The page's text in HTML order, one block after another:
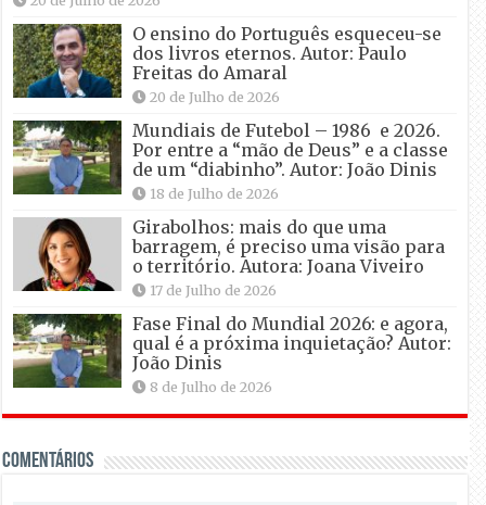
O ensino do Português esqueceu-se
dos livros eternos. Autor: Paulo
Freitas do Amaral
20 de Julho de 2026
Mundiais de Futebol – 1986 e 2026.
Por entre a “mão de Deus” e a classe
de um “diabinho”. Autor: João Dinis
18 de Julho de 2026
Girabolhos: mais do que uma
barragem, é preciso uma visão para
o território. Autora: Joana Viveiro
17 de Julho de 2026
Fase Final do Mundial 2026: e agora,
qual é a próxima inquietação? Autor:
João Dinis
8 de Julho de 2026
Comentários